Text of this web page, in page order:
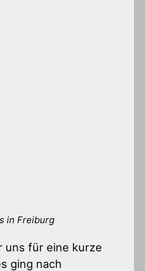
in Freiburg
uns für eine kurze
ging nach